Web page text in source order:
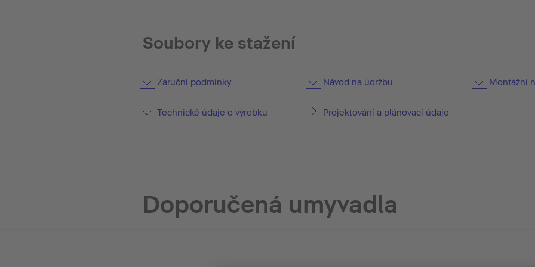
Soubory ke stažení
Záruční podmínky Návod na údržbu Montážní
Technické údaje o výrobku Projektování a plánovací údaje
Doporučená umyvadla